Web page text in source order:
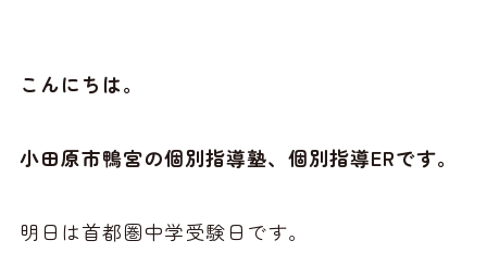
こんにちは。
小田原市鴨宮の個別指導塾、個別指導ERです。
明日は首都圏中学受験日です。